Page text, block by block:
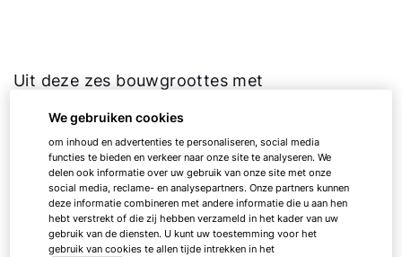
Uit deze zes bouwgroottes met
altijd de meest passende: zowel voor een
kleine als grotere warmwaterbehoefte.
We gebruiken cookies
om inhoud en advertenties te personaliseren, social media
functies te bieden en verkeer naar onze site te analyseren. We
delen ook informatie over uw gebruik van onze site met onze
social media, reclame- en analysepartners. Onze partners kunnen
deze informatie combineren met andere informatie die u aan hen
hebt verstrekt of die zij hebben verzameld in het kader van uw
gebruik van de diensten. U kunt uw toestemming voor het
gebruik van cookies te allen tijde intrekken in het